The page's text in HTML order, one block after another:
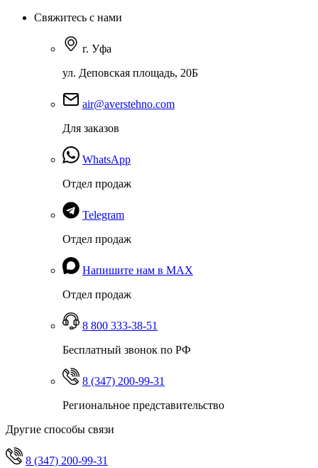
Свяжитесь с нами
г. Уфа
ул. Деповская площадь, 20Б
air@averstehno.com
Для заказов
WhatsApp
Отдел продаж
Telegram
Отдел продаж
Напишите нам в MAX
Отдел продаж
8 800 333-38-51
Бесплатный звонок по РФ
8 (347) 200-99-31
Региональное представительство
Другие способы связи
8 (347) 200-99-31